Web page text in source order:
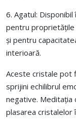
6. Agatul:
pentru proprietățile
și pentru
interioară.
Aceste cristale pot
sprijini echilibrul
negative. Meditația
plasarea cristalelor